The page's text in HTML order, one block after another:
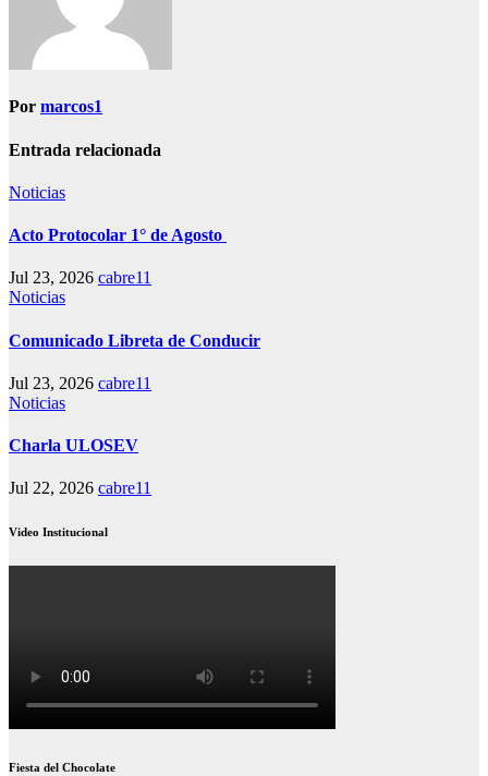
Por marcos1
Entrada relacionada
Noticias
Acto Protocolar 1° de Agosto
Jul 23, 2026 cabre11
Noticias
Comunicado Libreta de Conducir
Jul 23, 2026 cabre11
Noticias
Charla ULOSEV
Jul 22, 2026 cabre11
Video Institucional
Fiesta del Chocolate